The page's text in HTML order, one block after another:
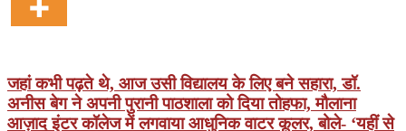
जहां कभी पढ़ते थे, आज उसी विद्यालय के लिए बने सहारा, डॉ.
अनीस बेग ने अपनी पुरानी पाठशाला को दिया तोहफा, मौलाना
आज़ाद इंटर कॉलेज में लगवाया आधुनिक वाटर कूलर, बोले- ‘यहीं से